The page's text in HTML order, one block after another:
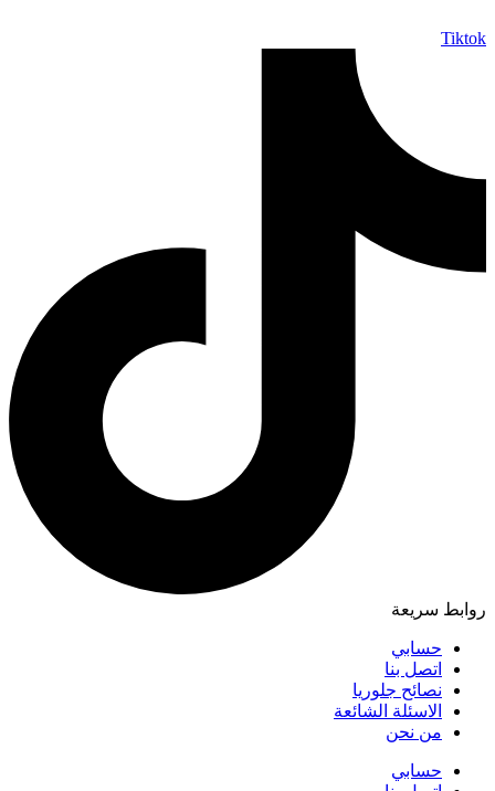
Tiktok
روابط سريعة
حسابي
اتصل بنا
نصائح جلوريا
الاسئلة الشائعة
من نحن
حسابي